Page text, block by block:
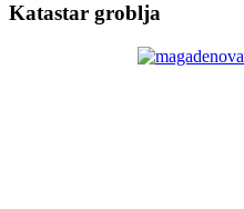
Katastar groblja